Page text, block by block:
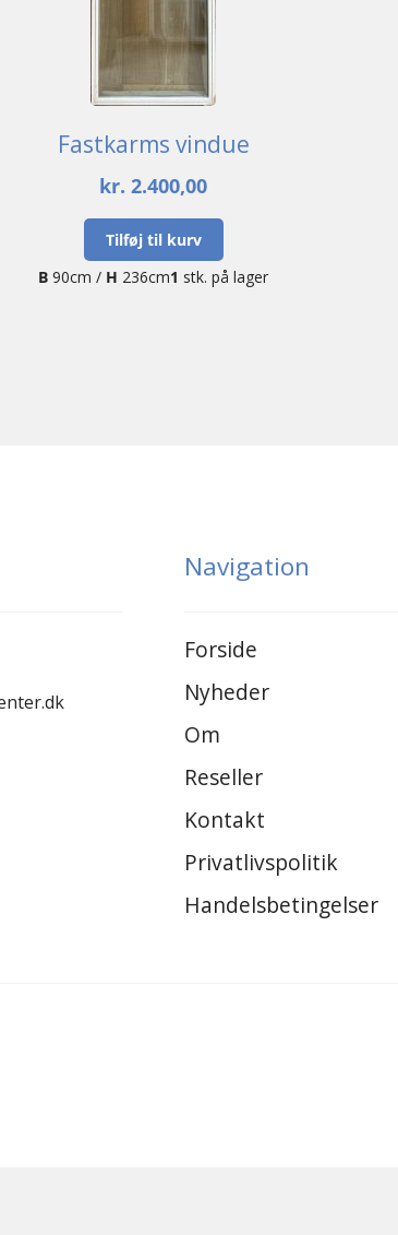
Fastkarms vindue
kr. 2.400,00
Tilføj til kurv
B 90cm / H 236cm1 stk. på lager
Navigation
Forside
Nyheder
Om
Reseller
Kontakt
Privatlivspolitik
Handelsbetingelser